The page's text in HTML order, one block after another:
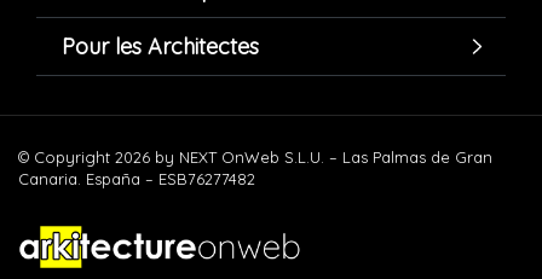
Pour les Architectes
© Copyright 2026 by NEXT OnWeb S.L.U. – Las Palmas de Gran
Canaria. España – ESB76277482